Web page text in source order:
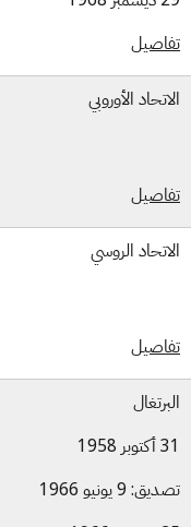
الأوروبي
الروسي
9 يونيو 1966